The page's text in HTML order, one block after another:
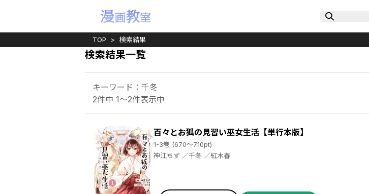
TOP 検索結果
検索結果一覧
キーワード：千冬
2件中 1～2件表示中
百々とお狐の見習い巫女生活【単行本版】
1-3巻 (670～710pt)
神江ちず ／千冬 ／紅木春